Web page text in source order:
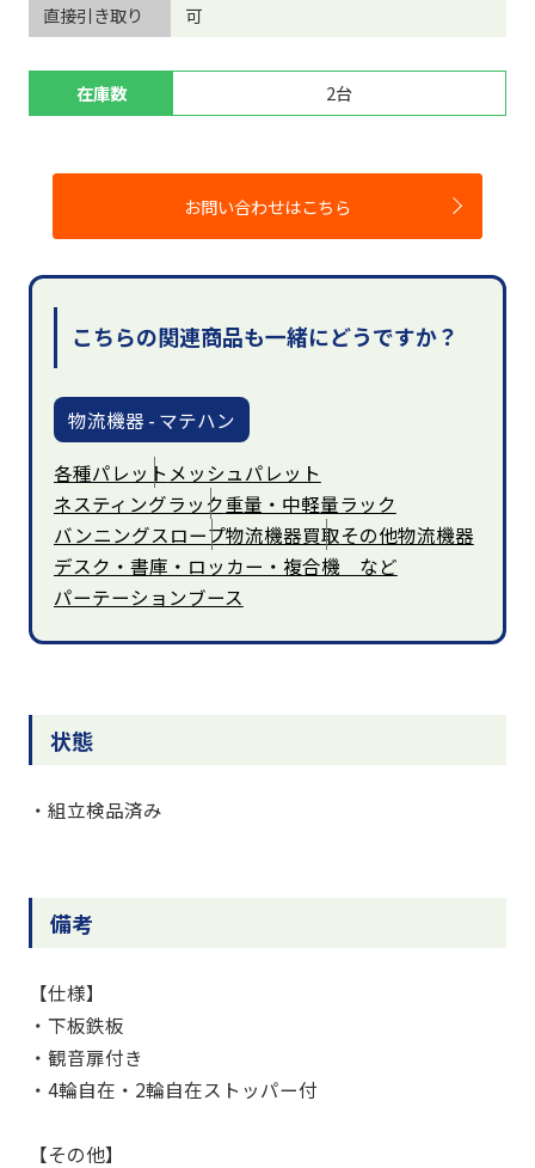
直接引き取り
可
在庫数 2台
お問い合わせはこちら
こちらの関連商品も一緒にどうですか？
物流機器 - マテハン
各種パレット メッシュパレット
ネスティングラック重量・中軽量ラック
バンニングスロープ物流機器買取その他物流機器
デスク・書庫・ロッカー・複合機 など
パーテーションブース
状態
・組立検品済み
備考
【仕様】
・下板鉄板
・観音扉付き
・4輪自在・2輪自在ストッパー付
【その他】